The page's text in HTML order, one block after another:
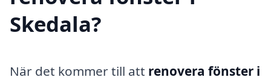
Skedala?
När det kommer till att renovera fönster i